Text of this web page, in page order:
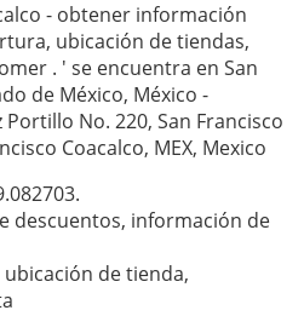
- obtener información
ubicación de tiendas,
. ' se encuentra en San
de México, México -
Portillo No. 220, San Francisco
Coacalco, MEX, Mexico
.
descuentos, información de
de tienda,